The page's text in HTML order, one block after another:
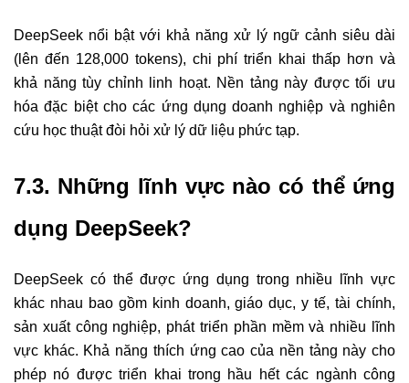
DeepSeek nổi bật với khả năng xử lý ngữ cảnh siêu dài
(lên đến 128,000 tokens), chi phí triển khai thấp hơn và
khả năng tùy chỉnh linh hoạt. Nền tảng này được tối ưu
hóa đặc biệt cho các ứng dụng doanh nghiệp và nghiên
cứu học thuật đòi hỏi xử lý dữ liệu phức tạp.
7.3. Những lĩnh vực nào có thể ứng
dụng DeepSeek?
DeepSeek có thể được ứng dụng trong nhiều lĩnh vực
khác nhau bao gồm kinh doanh, giáo dục, y tế, tài chính,
sản xuất công nghiệp, phát triển phần mềm và nhiều lĩnh
vực khác. Khả năng thích ứng cao của nền tảng này cho
phép nó được triển khai trong hầu hết các ngành công